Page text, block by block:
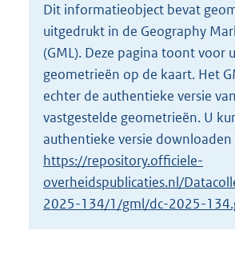
t
t
e
:
2
K
b
Dit informatieobject bevat
uitgedrukt in de Geography
(GML). Deze pagina toont voor
geometrieën op de kaart. Het
echter de authentieke versie
vastgestelde geometrieën. U
authentieke versie downloaden
https://repository.officiele-
overheidspublicaties.nl/
2025-134/1/gml/dc-2025-